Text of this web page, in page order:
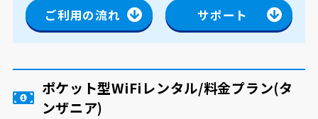
ご利用の流れ サポート
ポケット型WiFiレンタル/料金プラン(タ
ンザニア)